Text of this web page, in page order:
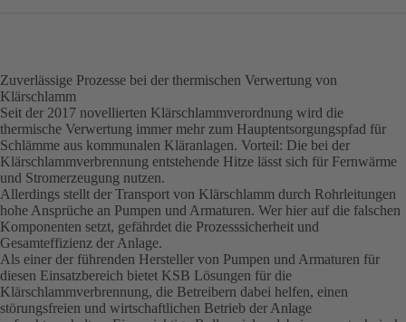
Zuverlässige Prozesse bei der thermischen Verwertung von
Klärschlamm
Seit der 2017 novellierten Klärschlammverordnung wird die
thermische Verwertung immer mehr zum Hauptentsorgungspfad für
Schlämme aus kommunalen Kläranlagen. Vorteil: Die bei der
Klärschlammverbrennung entstehende Hitze lässt sich für Fernwärme
und Stromerzeugung nutzen.
Allerdings stellt der Transport von Klärschlamm durch Rohrleitungen
hohe Ansprüche an Pumpen und Armaturen. Wer hier auf die falschen
Komponenten setzt, gefährdet die Prozesssicherheit und
Gesamteffizienz der Anlage.
Als einer der führenden Hersteller von Pumpen und Armaturen für
diesen Einsatzbereich bietet KSB Lösungen für die
Klärschlammverbrennung, die Betreibern dabei helfen, einen
störungsfreien und wirtschaftlichen Betrieb der Anlage